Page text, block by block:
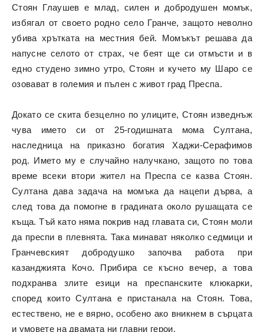
Стоян Глаушев е млад, силен и добродушен момък,
избягал от своето родно село Гранче, защото неволно
убива хрътката на местния бей. Момъкът решава да
напусне селото от страх, че беят ще си отмъсти и в
едно студено зимно утро, Стоян и кучето му Шаро се
озовават в големия и пълен с живот град Преспа.
Докато се скита безцелно по улиците, Стоян изведнъж
чува името си от 25-годишната мома Султана,
наследница на приказно богатия Хаджи-Серафимов
род. Името му е случайно налучкано, защото по това
време всеки втори жител на Преспа се казва Стоян.
Султана дава задача на момъка да нацепи дърва, а
след това да помогне в градината около рушащата се
къща. Тъй като няма покрив над главата си, Стоян моли
да преспи в плевнята. Така минават няколко седмици и
Гранчевският добродушко започва работа при
казанджията Кочо. Прибира се късно вечер, а това
подхранва злите езици на преспанските клюкарки,
според които Султана е пристанала на Стоян. Това,
естествено, не е вярно, особено ако вникнем в сърцата
и умовете на двамата ни главни герои.